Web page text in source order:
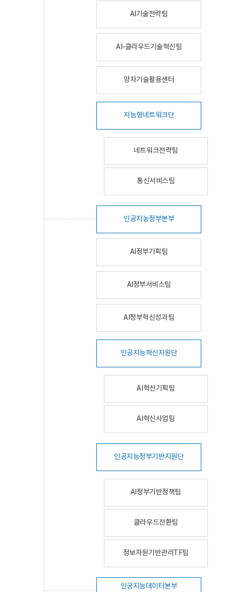
AI기술전략팀
AI-클라우드기술혁신팀
양자기술활용센터
지능형네트워크단
네트워크전략팀
통신서비스팀
인공지능정부본부
AI정부기획팀
AI정부서비스팀
AI정부혁신성과팀
인공지능혁신지원단
AI혁신기획팀
AI혁신사업팀
인공지능정부기반지원단
AI정부기반정책팀
클라우드전환팀
정보자원기반관리TF팀
인공지능데이터본부